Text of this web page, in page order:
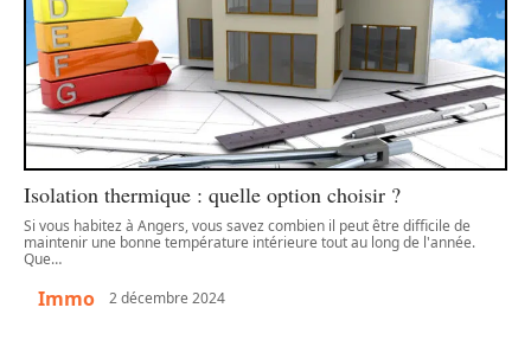
Isolation thermique : quelle option choisir ?
Si vous habitez à Angers, vous savez combien il peut être difficile de
maintenir une bonne température intérieure tout au long de l'année.
Que…
Immo 2 décembre 2024